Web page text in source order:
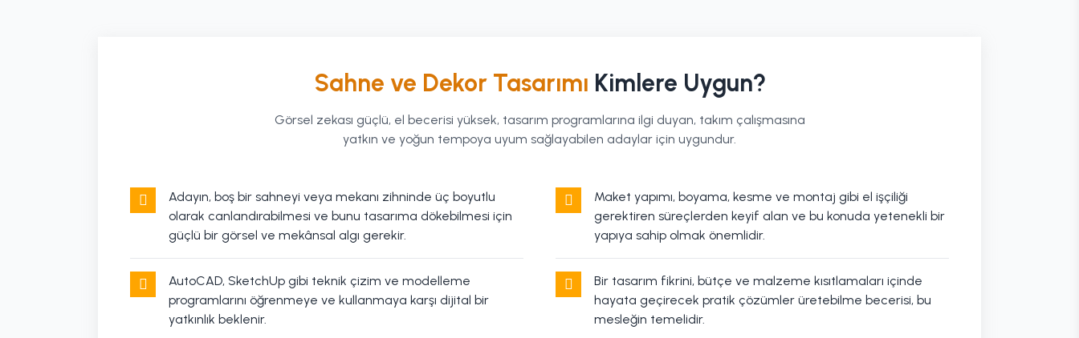
Sahne ve Dekor Tasarımı Kimlere Uygun?
Görsel zekası güçlü, el becerisi yüksek, tasarım programlarına ilgi duyan, takım çalışmasına
yatkın ve yoğun tempoya uyum sağlayabilen adaylar için uygundur.
Adayın, boş bir sahneyi veya mekanı zihninde üç boyutlu
olarak canlandırabilmesi ve bunu tasarıma dökebilmesi için
güçlü bir görsel ve mekânsal algı gerekir.
Maket yapımı, boyama, kesme ve montaj gibi el işçiliği
gerektiren süreçlerden keyif alan ve bu konuda yetenekli bir
yapıya sahip olmak önemlidir.
AutoCAD, SketchUp gibi teknik çizim ve modelleme
programlarını öğrenmeye ve kullanmaya karşı dijital bir
yatkınlık beklenir.
Bir tasarım fikrini, bütçe ve malzeme kısıtlamaları içinde
hayata geçirecek pratik çözümler üretebilme becerisi, bu
mesleğin temelidir.